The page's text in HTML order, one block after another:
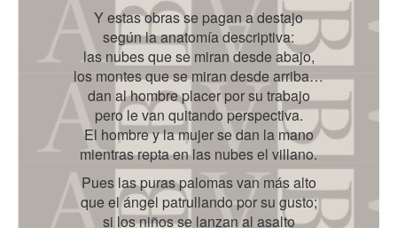
Y estas obras se pagan a destajo
según la anatomía descriptiva:
las nubes que se miran desde abajo,
los montes que se miran desde arriba…
dan al hombre placer por su trabajo
pero le van quitando perspectiva.
El hombre y la mujer se dan la mano
mientras repta en las nubes el villano.
Pues las puras palomas van más alto
que el ángel patrullando por su gusto;
si los niños se lanzan al asalto